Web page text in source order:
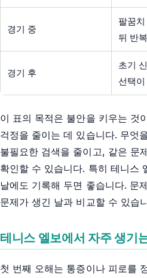
경기 중
팔꿈
뒤 반
경기 후
초기
선택
이 표의 목적은 불안을 키우는 것
걱정을 줄이는 데 있습니다. 무엇
불필요한 검색을 줄이고, 같은 문
확인할 수 있습니다. 특히 테니스
날에도 기록해 두면 좋습니다. 문
문제가 생긴 날과 비교할 수 있습
테니스 엘보에서 자주 생기
첫 번째 오해는 통증이나 피로를